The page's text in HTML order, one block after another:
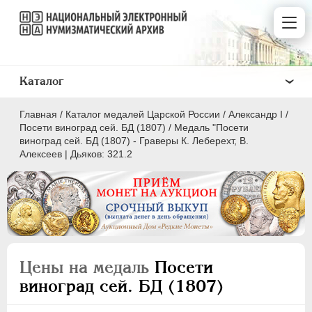
Главная / Каталог медалей Царской России / Александр I /
Посети виноград сей. БД (1807) / Медаль "Посети
виноград сей. БД (1807) - Граверы К. Леберехт, В.
Алексеев | Дьяков: 321.2
Цены на медаль Посети
виноград сей. БД (1807)
Каталог
ВСЕ
ПEТР I 1699-1725
ПЕТР II
АННА ИОАННОВНА
1730-1740
ИОАНН АНТОНОВИЧ
1740-1741